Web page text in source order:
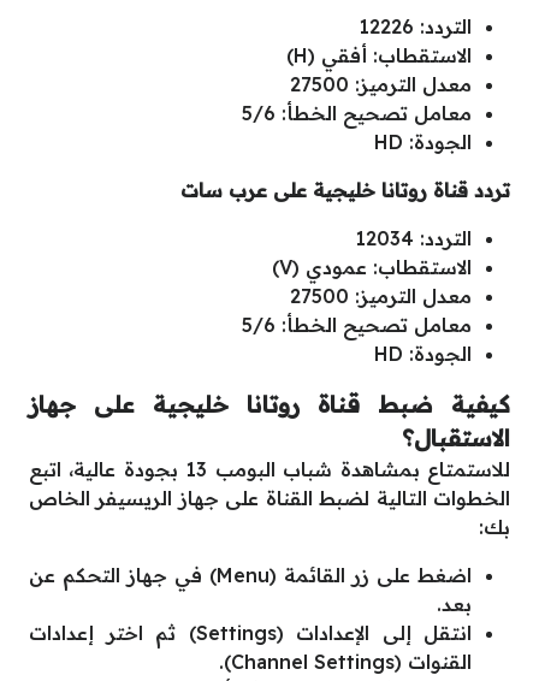
التردد: 12226
الاستقطاب: أفقي (H)
معدل الترميز: 27500
معامل تصحيح الخطأ: 5/6
الجودة: HD
تردد قناة روتانا خليجية على عرب سات
التردد: 12034
الاستقطاب: عمودي (V)
معدل الترميز: 27500
معامل تصحيح الخطأ: 5/6
الجودة: HD
كيفية ضبط قناة روتانا خليجية على جهاز
الاستقبال؟
للاستمتاع بمشاهدة شباب البومب 13 بجودة عالية، اتبع
الخطوات التالية لضبط القناة على جهاز الريسيفر الخاص
بك:
اضغط على زر القائمة (Menu) في جهاز التحكم عن
بعد.
انتقل إلى الإعدادات (Settings) ثم اختر إعدادات
القنوات (Channel Settings).